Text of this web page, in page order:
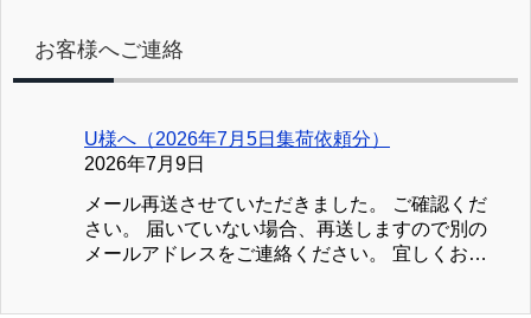
お客様へご連絡
U様へ（2026年7月5日集荷依頼分）
2026年7月9日
メール再送させていただきました。 ご確認くだ
さい。 届いていない場合、再送しますので別の
メールアドレスをご連絡ください。 宜しくお願